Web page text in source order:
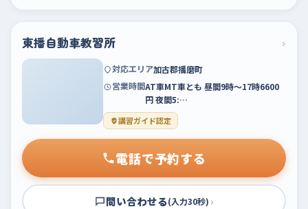
東播自動車教習所 ›
対応エリア加古郡播磨町
営業時間AT車MT車とも 昼間9時～17時6600
円 夜間5:…
講習ガイド認定
電話で予約する
問い合わせる(入力30秒) ›